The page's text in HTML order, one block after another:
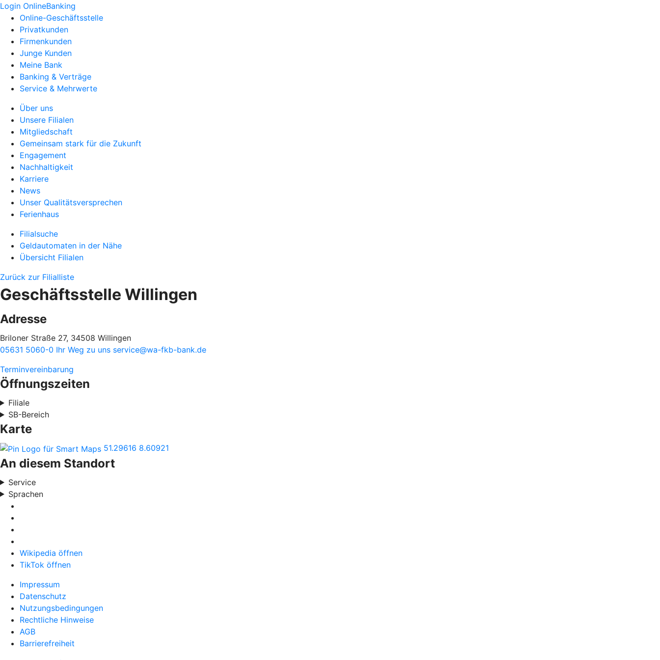
Login OnlineBanking
Online-Geschäftsstelle
Privatkunden
Firmenkunden
Junge Kunden
Meine Bank
Banking & Verträge
Service & Mehrwerte
Über uns
Unsere Filialen
Mitgliedschaft
Gemeinsam stark für die Zukunft
Engagement
Nachhaltigkeit
Karriere
News
Unser Qualitätsversprechen
Ferienhaus
Filialsuche
Geldautomaten in der Nähe
Übersicht Filialen
Zurück zur Filialliste
Geschäftsstelle Willingen
Adresse
Briloner Straße 27, 34508 Willingen
05631 5060-0 Ihr Weg zu uns service@wa-fkb-bank.de
Terminvereinbarung
Öffnungszeiten
Filiale
SB-Bereich
Karte
51.29616 8.60921
An diesem Standort
Service
Sprachen
Wikipedia öffnen
TikTok öffnen
Impressum
Datenschutz
Nutzungsbedingungen
Rechtliche Hinweise
AGB
Barrierefreiheit